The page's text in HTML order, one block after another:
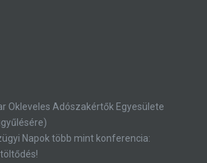
Okleveles Adószakértők Egyesülete
Napok több mint konferencia: